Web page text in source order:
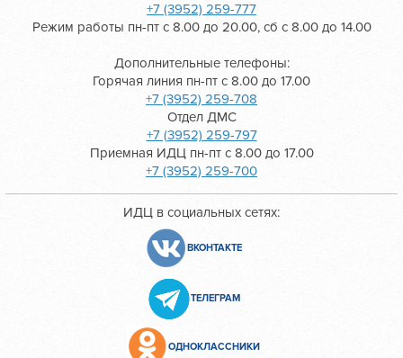
+7 (3952) 259-777
Режим работы пн-пт с 8.00 до 20.00, сб с 8.00 до 14.00
Дополнительные телефоны:
Горячая линия пн-пт с 8.00 до 17.00
+7 (3952) 259-708
Отдел ДМС
+7 (3952) 259-797
Приемная ИДЦ пн-пт с 8.00 до 17.00
+7 (3952) 259-700
ИДЦ в социальных сетях:
ВКОНТАКТЕ
ТЕЛЕГРАМ
ОДНОКЛАССНИКИ